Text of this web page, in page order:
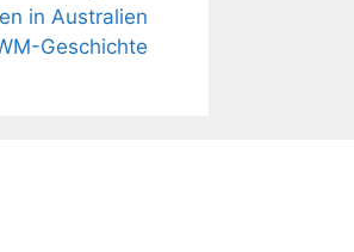
in Australien
Geschichte